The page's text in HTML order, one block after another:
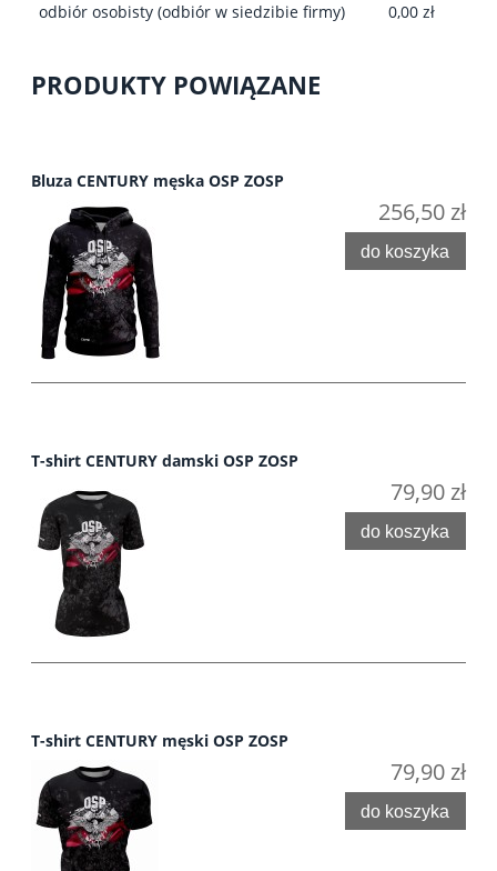
odbiór osobisty (odbiór w siedzibie firmy) 0,00 zł
PRODUKTY POWIĄZANE
Bluza CENTURY męska OSP ZOSP
256,50 zł
do koszyka
T-shirt CENTURY damski OSP ZOSP
79,90 zł
do koszyka
T-shirt CENTURY męski OSP ZOSP
79,90 zł
do koszyka